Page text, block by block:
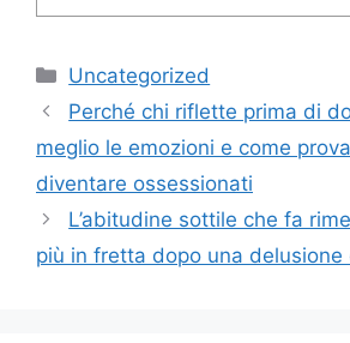
Categorie
Uncategorized
Perché chi riflette prima di
meglio le emozioni e come
diventare ossessionati
L’abitudine sottile che fa
più in fretta dopo una delusione